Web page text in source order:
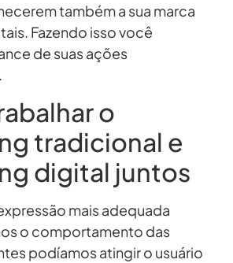
também a sua marca
Fazendo isso você
de suas ações
o
tradicional e
digital juntos
mais adequada
o comportamento das
podíamos atingir o usuário